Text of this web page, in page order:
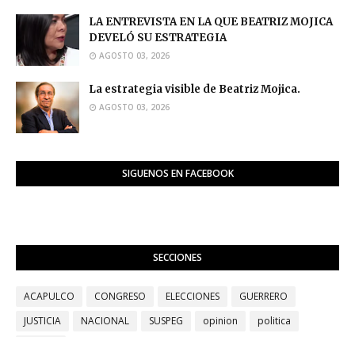
LA ENTREVISTA EN LA QUE BEATRIZ MOJICA
DEVELÓ SU ESTRATEGIA
AGOSTO 03, 2026
La estrategia visible de Beatriz Mojica.
AGOSTO 03, 2026
SIGUENOS EN FACEBOOK
SECCIONES
ACAPULCO CONGRESO ELECCIONES
GUERRERO
JUSTICIA
NACIONAL SUSPEG opinion
politica